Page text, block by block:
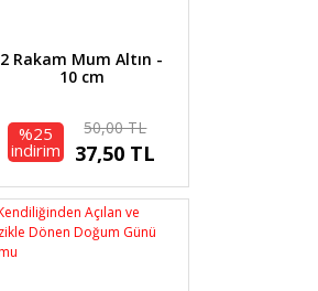
2 Rakam Mum Altın -
10 cm
%25
indirim
50,00 TL
37,50 TL